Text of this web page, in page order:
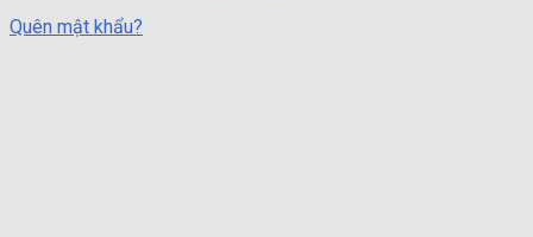
Quên mật khẩu?